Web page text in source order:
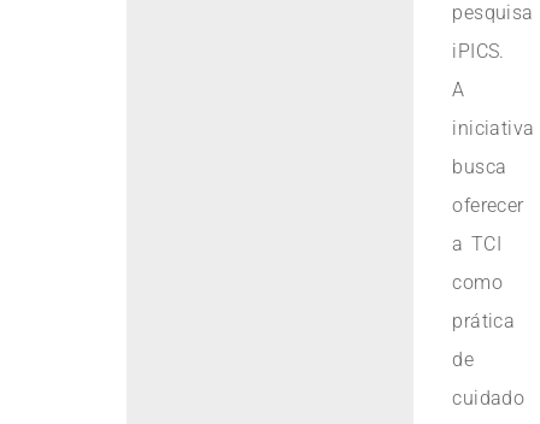
pesquisa
iPICS.
A
iniciativa
busca
oferecer
a TCI
como
prática
de
cuidado